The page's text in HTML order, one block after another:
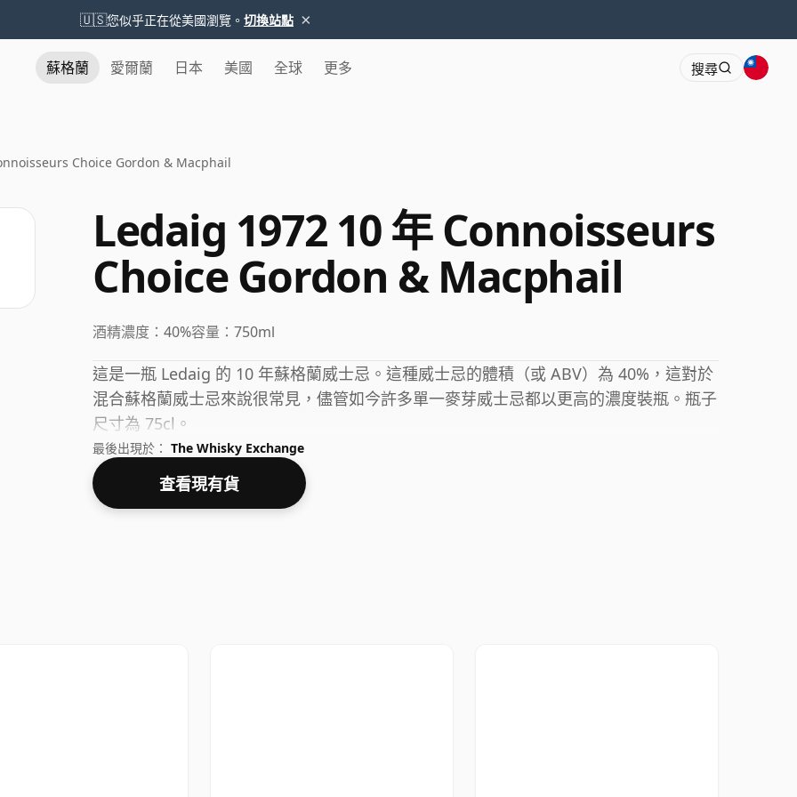
🇺🇸您似乎正在從美國瀏覽。 切換站點 ×
蘇格蘭 愛爾蘭 日本 美國 全球 更多 搜尋
Choice Gordon & Macphail
Ledaig 1972 10 年 Connoisseurs
Choice Gordon & Macphail
酒精濃度： 40%容量： 750ml
這是一瓶 Ledaig 的 10 年蘇格蘭威士忌。這種威士忌的體積（或 ABV）為 40%，這對於
混合蘇格蘭威士忌來說很常見，儘管如今許多單一麥芽威士忌都以更高的濃度裝瓶。瓶子
尺寸為 75cl。
最後出現於： The Whisky Exchange
查看現有貨